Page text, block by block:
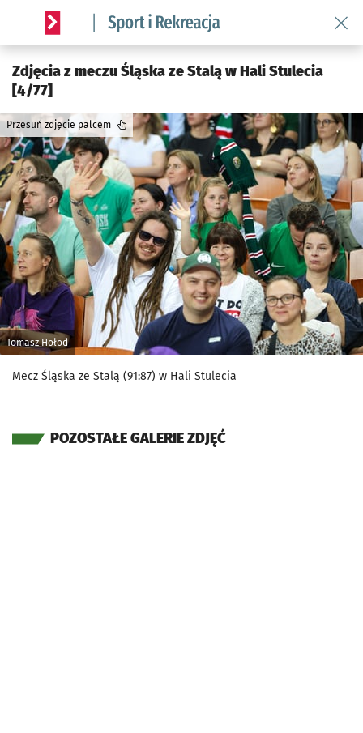
Serwis informacyjny wroclaw.pl podserwis: Sport i rekreacja
Zdjęcia z meczu Śląska ze Stalą w Hali Stulecia
[4/77]
Tomasz Hołod
Przesuń zdjęcie palcem
Mecz Śląska ze Stalą (91:87) w Hali Stulecia
POZOSTAŁE GALERIE ZDJĘĆ